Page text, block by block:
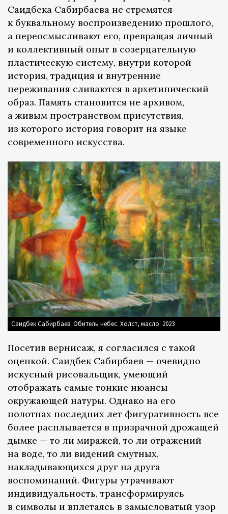
Саидбека Сабирбаева не стремятся
к буквальному воспроизведению прошлого,
а переосмысливают его, превращая личный
и коллективный опыт в созерцательную
пластическую систему, внутри которой
история, традиция и внутренние
переживания сливаются в архетипический
образ. Память становится не архивом,
а живым пространством присутствия,
из которого история говорит на языке
современного искусства.
Саидбек Сабирбаев. Обитель небес. Холст, масло. 2023
Посетив вернисаж, я согласился с такой
оценкой. Саидбек Сабирбаев — очевидно
искусный рисовальщик, умеющий
отображать самые тонкие нюансы
окружающей натуры. Однако на его
полотнах последних лет фигуративность все
более расплывается в призрачной дрожащей
дымке — то ли миражей, то ли отражений
на воде, то ли видений смутных,
накладывающихся друг на друга
воспоминаний. Фигуры утрачивают
индивидуальность, трансформируясь
в символы и вплетаясь в замысловатый узор